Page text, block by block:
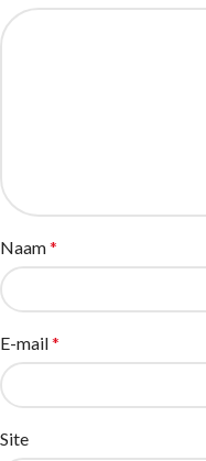
Naam*
E-mail*
Site